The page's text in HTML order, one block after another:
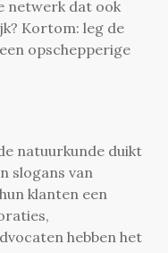
netwerk dat ook
Kortom: leg de
opschepperige
natuurkunde duikt
slogans van
klanten een
hebben het